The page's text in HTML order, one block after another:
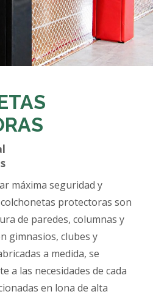
máxima seguridad y
protectoras son
de paredes, columnas y
gimnasios, clubes y
a medida, se
a las necesidades de cada
en lona de alta